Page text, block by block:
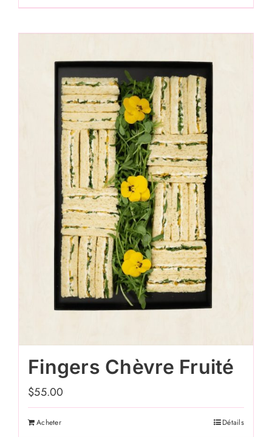
Fingers Chèvre Fruité
$55.00
Acheter Détails